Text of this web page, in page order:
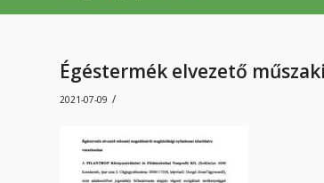
Égéstermék elvezető
2021-07-09 /